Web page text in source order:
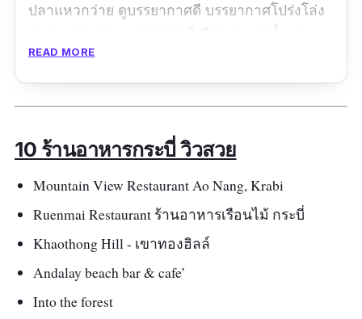
ปลาแหวกว่าย ดูบรรยากาศ​ดี บรรยากาศโปร่งโล่ง
สะพานเชื่อมให้เดินหากันได้ หันมองไปทางไหนก็
สบายตา เพราะมีต้นไม้เขียว ๆ ประดับประดาโดย
รอบเมนูเน้นเป็นอาหารไทยพื้นบ้านแบบอาหารใต้
ราคาย่อมเยาว์ แนะนำให้มาช่วงเย็น ๆ จะได้เดิน
ข้อมูลเฉพาะ
Google map :
https://goo.gl/maps/PuZpRfFMKVvSfdRc8
?coh=178571&entry=tt
READ MORE
10 ร้านอาหารกระบี่ วิวสวย
Mountain View Restaurant Ao Nang, Krabi
Ruenmai Restaurant ร้านอาหารเรือนไม้ กระบี่
Khaothong Hill - เขาทองฮิลล์
Andalay beach bar & cafe’
Into the forest